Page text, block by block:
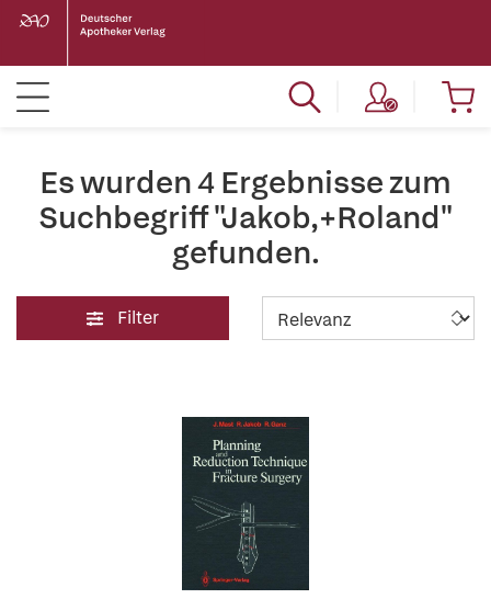
Es wurden 4 Ergebnisse zum
Suchbegriff "Jakob,+Roland"
gefunden.
Filter